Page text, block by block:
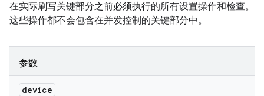
在实际刷写关键部分之前必须执行的所有设置操作和检查。
这些操作都不会包含在并发控制的关键部分中。
参数
device